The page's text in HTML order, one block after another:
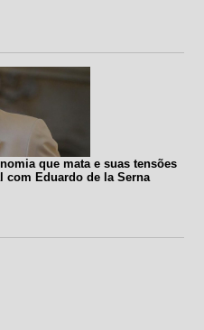
que mata e suas tensões
com Eduardo de la Serna